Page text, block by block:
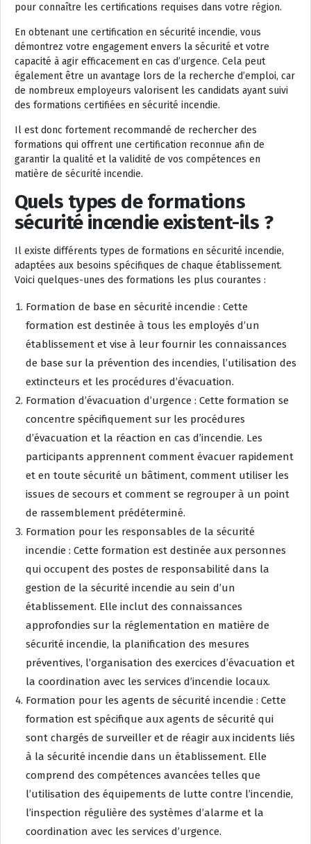
pour connaître les certifications requises dans votre région.
En obtenant une certification en sécurité incendie, vous
démontrez votre engagement envers la sécurité et votre
capacité à agir efficacement en cas d’urgence. Cela peut
également être un avantage lors de la recherche d’emploi, car
de nombreux employeurs valorisent les candidats ayant suivi
des formations certifiées en sécurité incendie.
Il est donc fortement recommandé de rechercher des
formations qui offrent une certification reconnue afin de
garantir la qualité et la validité de vos compétences en
matière de sécurité incendie.
Quels types de formations
sécurité incendie existent-ils ?
Il existe différents types de formations en sécurité incendie,
adaptées aux besoins spécifiques de chaque établissement.
Voici quelques-unes des formations les plus courantes :
Formation de base en sécurité incendie : Cette
formation est destinée à tous les employés d’un
établissement et vise à leur fournir les connaissances
de base sur la prévention des incendies, l’utilisation des
extincteurs et les procédures d’évacuation.
Formation d’évacuation d’urgence : Cette formation se
concentre spécifiquement sur les procédures
d’évacuation et la réaction en cas d’incendie. Les
participants apprennent comment évacuer rapidement
et en toute sécurité un bâtiment, comment utiliser les
issues de secours et comment se regrouper à un point
de rassemblement prédéterminé.
Formation pour les responsables de la sécurité
incendie : Cette formation est destinée aux personnes
qui occupent des postes de responsabilité dans la
gestion de la sécurité incendie au sein d’un
établissement. Elle inclut des connaissances
approfondies sur la réglementation en matière de
sécurité incendie, la planification des mesures
préventives, l’organisation des exercices d’évacuation et
la coordination avec les services d’incendie locaux.
Formation pour les agents de sécurité incendie : Cette
formation est spécifique aux agents de sécurité qui
sont chargés de surveiller et de réagir aux incidents liés
à la sécurité incendie dans un établissement. Elle
comprend des compétences avancées telles que
l’utilisation des équipements de lutte contre l’incendie,
l’inspection régulière des systèmes d’alarme et la
coordination avec les services d’urgence.